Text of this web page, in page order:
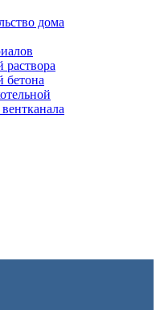
дома
раствора
бетона